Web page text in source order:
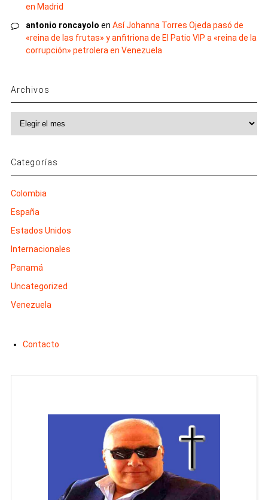
en Madrid
antonio roncayolo en Así Johanna Torres Ojeda pasó de
«reina de las frutas» y anfitriona de El Patio VIP a «reina de la
corrupción» petrolera en Venezuela
Archivos
Archivos
Categorías
Colombia
España
Estados Unidos
Internacionales
Panamá
Uncategorized
Venezuela
Contacto